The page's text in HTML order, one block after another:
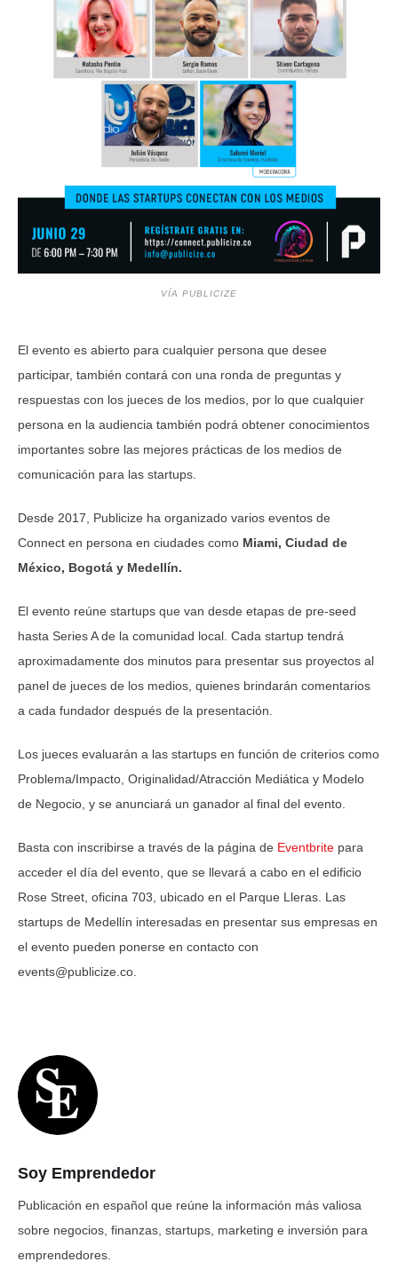
VÍA PUBLICIZE
El evento es abierto para cualquier persona que desee
participar, también contará con una ronda de preguntas y
respuestas con los jueces de los medios, por lo que cualquier
persona en la audiencia también podrá obtener conocimientos
importantes sobre las mejores prácticas de los medios de
comunicación para las startups.
Desde 2017, Publicize ha organizado varios eventos de
Connect en persona en ciudades como Miami, Ciudad de
México, Bogotá y Medellín.
El evento reúne startups que van desde etapas de pre-seed
hasta Series A de la comunidad local. Cada startup tendrá
aproximadamente dos minutos para presentar sus proyectos al
panel de jueces de los medios, quienes brindarán comentarios
a cada fundador después de la presentación.
Los jueces evaluarán a las startups en función de criterios como
Problema/Impacto, Originalidad/Atracción Mediática y Modelo
de Negocio, y se anunciará un ganador al final del evento.
Basta con inscribirse a través de la página de Eventbrite para
acceder el día del evento, que se llevará a cabo en el edificio
Rose Street, oficina 703, ubicado en el Parque Lleras. Las
startups de Medellín interesadas en presentar sus empresas en
el evento pueden ponerse en contacto con
events@publicize.co
Soy Emprendedor
Publicación en español que reúne la información más valiosa
sobre negocios, finanzas, startups, marketing e inversión para
emprendedores.